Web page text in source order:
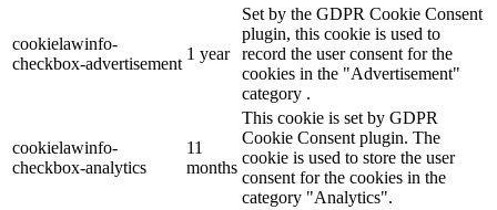
cookielawinfo-
checkbox-advertisement
1 year
Set by the GDPR Cookie Consent
plugin, this cookie is used to
record the user consent for the
cookies in the "Advertisement"
category .
cookielawinfo-
checkbox-analytics
11
months
This cookie is set by GDPR
Cookie Consent plugin. The
cookie is used to store the user
consent for the cookies in the
category "Analytics".